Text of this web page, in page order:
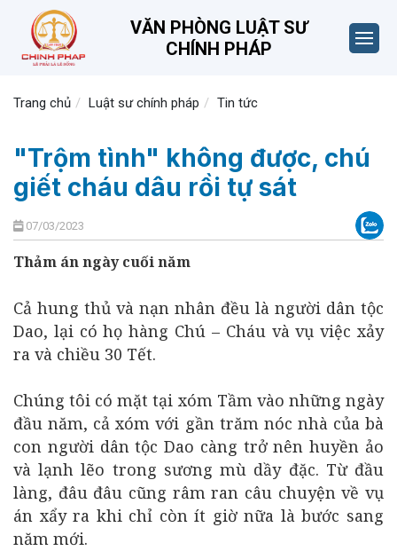
VĂN PHÒNG LUẬT SƯ
CHÍNH PHÁP
Trang chủ Luật sư chính pháp Tin tức
"Trộm tình" không được, chú
giết cháu dâu rồi tự sát
07/03/2023
Thảm án ngày cuối năm
Cả hung thủ và nạn nhân đều là người dân tộc
Dao, lại có họ hàng Chú – Cháu và vụ việc xảy
ra và chiều 30 Tết.
Chúng tôi có mặt tại xóm Tầm vào những ngày
đầu năm, cả xóm với gần trăm nóc nhà của bà
con người dân tộc Dao càng trở nên huyền ảo
và lạnh lẽo trong sương mù dầy đặc. Từ đầu
làng, đâu đâu cũng râm ran câu chuyện về vụ
án xẩy ra khi chỉ còn ít giờ nữa là bước sang
năm mới.